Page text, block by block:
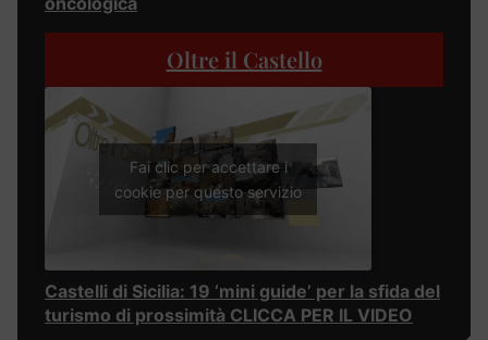
Oltre il Castello
Fai clic per accettare i
cookie per questo servizio
Castelli di Sicilia: 19 ‘mini guide’ per la sfida del
turismo di prossimità CLICCA PER IL VIDEO